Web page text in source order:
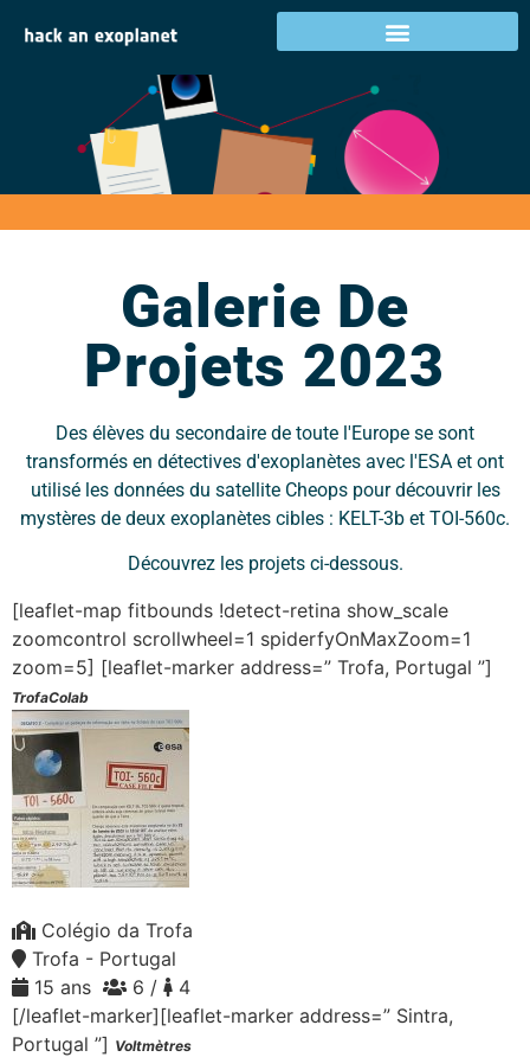
Galerie de projets
Galerie De
Projets 2023
Des élèves du secondaire de toute l'Europe se sont
transformés en détectives d'exoplanètes avec l'ESA et ont
utilisé les données du satellite Cheops pour découvrir les
mystères de deux exoplanètes cibles : KELT-3b et TOI-560c.
Découvrez les projets ci-dessous.
[leaflet-map fitbounds !detect-retina show_scale
zoomcontrol scrollwheel=1 spiderfyOnMaxZoom=1
zoom=5] [leaflet-marker address=” Trofa, Portugal ”]
TrofaColab
Colégio da Trofa
Trofa - Portugal
15 ans
6 /
4
[/leaflet-marker][leaflet-marker address=” Sintra,
Portugal ”] Voltmètres